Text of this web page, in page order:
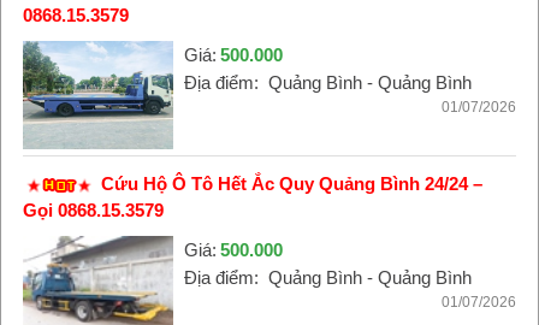
0868.15.3579
Giá: 500.000
Địa điểm: Quảng Bình - Quảng Bình
01/07/2026
Cứu Hộ Ô Tô Hết Ắc Quy Quảng Bình 24/24 –
Gọi 0868.15.3579
Giá: 500.000
Địa điểm: Quảng Bình - Quảng Bình
01/07/2026